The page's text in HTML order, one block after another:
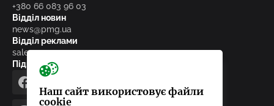
+380 66 083 96 03
Відділ новин
news@pmg.ua
Відділ реклами
sales@pmg.ua
Підписуйтесь на нас у соціальних мережах
facebooktelegram
Наш сайт використовує файли
cookie